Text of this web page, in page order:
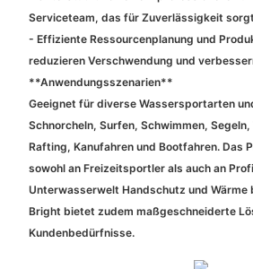
Serviceteam, das für Zuverlässigkeit
- Effiziente Ressourcenplanung und
reduzieren Verschwendung und
**Anwendungsszenarien**
Geeignet für diverse Wassersportarten
Schnorcheln, Surfen, Schwimmen,
Rafting, Kanufahren und Bootfahren. Das
sowohl an Freizeitsportler als auch an
Unterwasserwelt Handschutz und Wärme
Bright bietet zudem maßgeschneiderte
Kundenbedürfnisse.